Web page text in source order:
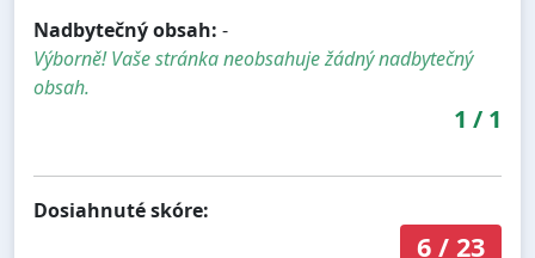
Nadbytečný obsah: -
Výborně! Vaše stránka neobsahuje žádný nadbytečný
obsah.
1 / 1
Dosiahnuté skóre:
6/ 23